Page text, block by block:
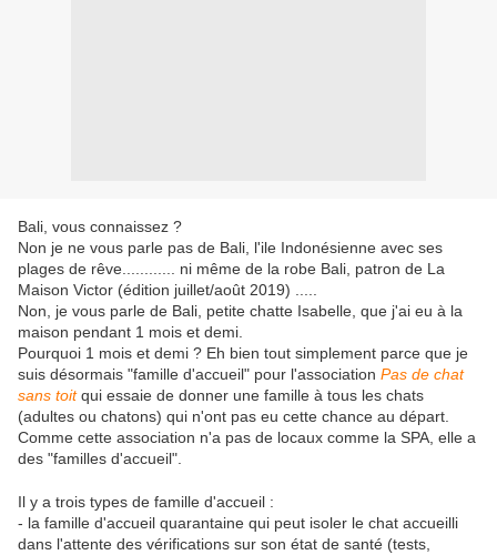
Bali, vous connaissez ?
Non je ne vous parle pas de Bali, l'ile Indonésienne avec ses
plages de rêve............ ni même de la robe Bali, patron de La
Maison Victor (édition juillet/août 2019) .....
Non, je vous parle de Bali, petite chatte Isabelle, que j'ai eu à la
maison pendant 1 mois et demi.
Pourquoi 1 mois et demi ? Eh bien tout simplement parce que je
suis désormais "famille d'accueil" pour l'association Pas de chat
sans toitqui essaie de donner une famille à tous les chats
(adultes ou chatons) qui n'ont pas eu cette chance au départ.
Comme cette association n'a pas de locaux comme la SPA, elle a
des "familles d'accueil".
Il y a trois types de famille d'accueil :
- la famille d'accueil quarantaine qui peut isoler le chat accueilli
dans l'attente des vérifications sur son état de santé (tests,